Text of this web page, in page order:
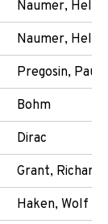
Naumer, Heller
Naumer, Heller
Pregosin, Paul
Bohm
Dirac
Grant, Richards
Haken, Wolf